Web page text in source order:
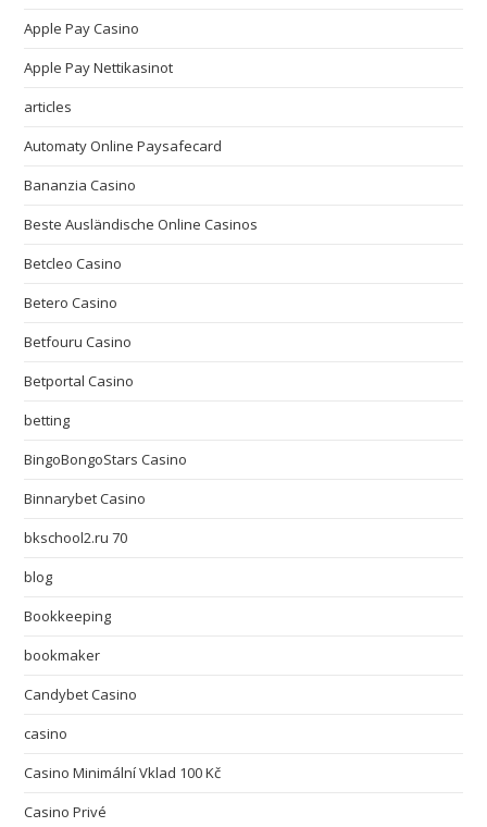
Apple Pay Casino
Apple Pay Nettikasinot
articles
Automaty Online Paysafecard
Bananzia Casino
Beste Ausländische Online Casinos
Betcleo Casino
Betero Casino
Betfouru Casino
Betportal Casino
betting
BingoBongoStars Casino
Binnarybet Casino
bkschool2.ru 70
blog
Bookkeeping
bookmaker
Candybet Casino
casino
Casino Minimální Vklad 100 Kč
Casino Privé